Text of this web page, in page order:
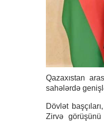
Qazaxıstan
sahələrdə
Dövlət
Zirvə görüşünü